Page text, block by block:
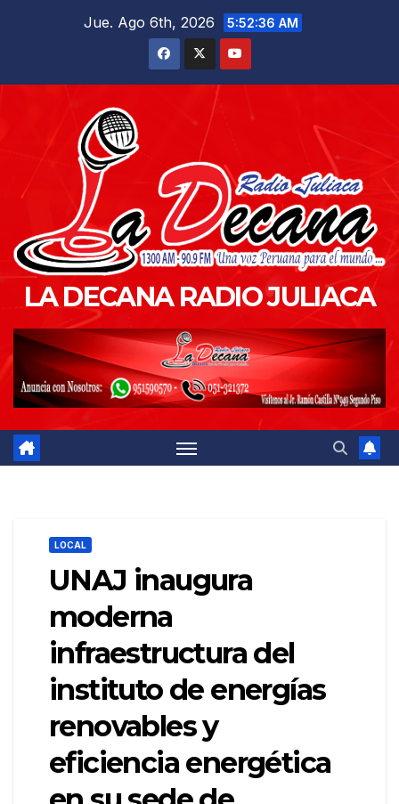
Jue. Ago 6th, 2026 5:52:37 AM
LA DECANA RADIO JULIACA
LOCAL
UNAJ inaugura
moderna
infraestructura del
instituto de energías
renovables y
eficiencia energética